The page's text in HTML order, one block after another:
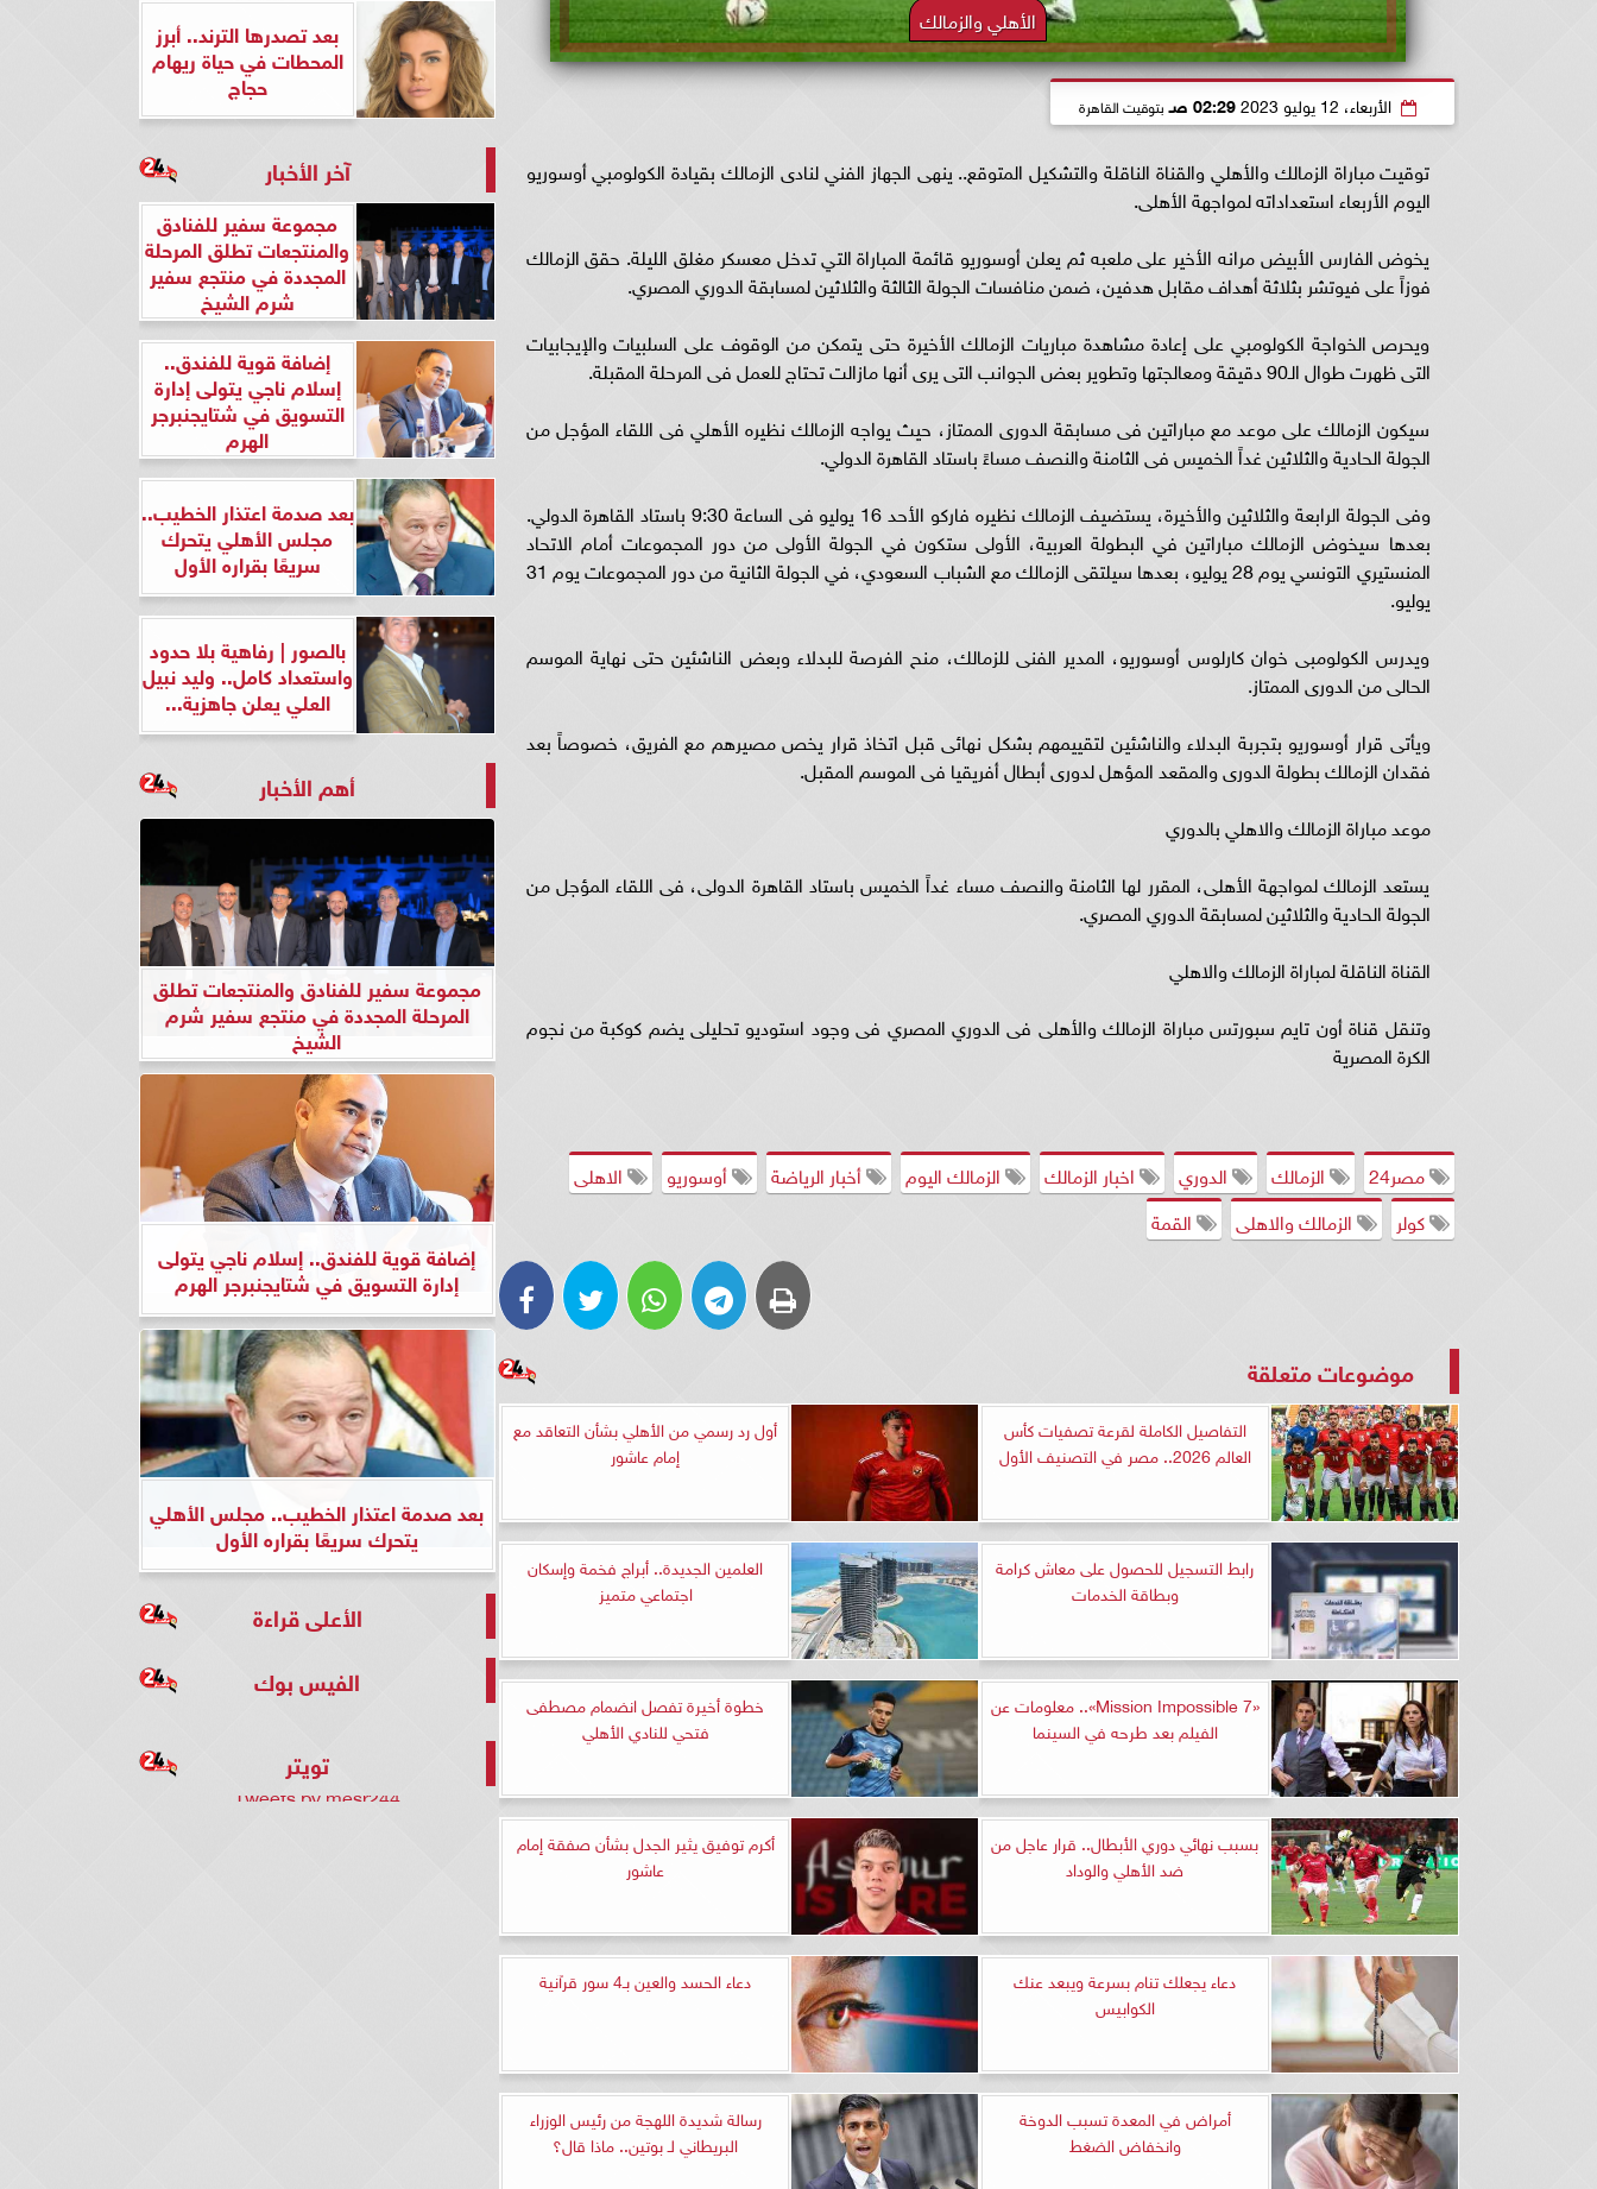
الأهلي والزمالك
الأربعاء، 12 يوليو 2023 02:29 صـ بتوقيت القاهرة
توقيت مباراة الزمالك والأهلي والقناة الناقلة والتشكيل المتوقع.. ينهى الجهاز الفني لنادى الزمالك بقيادة الكولومبي أوسوريو
اليوم الأربعاء استعداداته لمواجهة الأهلى.
يخوض الفارس الأبيض مرانه الأخير على ملعبه ثم يعلن أوسوريو قائمة المباراة التي تدخل معسكر مغلق الليلة. حقق الزمالك
فوزاً على فيوتشر بثلاثة أهداف مقابل هدفين، ضمن منافسات الجولة الثالثة والثلاثين لمسابقة الدوري المصري.
ويحرص الخواجة الكولومبي على إعادة مشاهدة مباريات الزمالك الأخيرة حتى يتمكن من الوقوف على السلبيات والإيجابيات
التى ظهرت طوال الـ90 دقيقة ومعالجتها وتطوير بعض الجوانب التى يرى أنها مازالت تحتاج للعمل فى المرحلة المقبلة.
سيكون الزمالك على موعد مع مباراتين فى مسابقة الدورى الممتاز، حيث يواجه الزمالك نظيره الأهلي فى اللقاء المؤجل من
الجولة الحادية والثلاثين غداً الخميس فى الثامنة والنصف مساءً باستاد القاهرة الدولي.
وفى الجولة الرابعة والثلاثين والأخيرة، يستضيف الزمالك نظيره فاركو الأحد 16 يوليو فى الساعة 9:30 باستاد القاهرة الدولي.
بعدها سيخوض الزمالك مباراتين في البطولة العربية، الأولى ستكون في الجولة الأولى من دور المجموعات أمام الاتحاد
المنستيري التونسي يوم 28 يوليو، بعدها سيلتقى الزمالك مع الشباب السعودي، في الجولة الثانية من دور المجموعات يوم 31
يوليو.
ويدرس الكولومبى خوان كارلوس أوسوريو، المدير الفنى للزمالك، منح الفرصة للبدلاء وبعض الناشئين حتى نهاية الموسم
الحالى من الدورى الممتاز.
ويأتى قرار أوسوريو بتجربة البدلاء والناشئين لتقييمهم بشكل نهائى قبل اتخاذ قرار يخص مصيرهم مع الفريق، خصوصاً بعد
فقدان الزمالك بطولة الدورى والمقعد المؤهل لدورى أبطال أفريقيا فى الموسم المقبل.
موعد مباراة الزمالك والاهلي بالدوري
يستعد الزمالك لمواجهة الأهلى، المقرر لها الثامنة والنصف مساء غداً الخميس باستاد القاهرة الدولى، فى اللقاء المؤجل من
الجولة الحادية والثلاثين لمسابقة الدوري المصري.
القناة الناقلة لمباراة الزمالك والاهلي
وتنقل قناة أون تايم سبورتس مباراة الزمالك والأهلى فى الدوري المصري فى وجود استوديو تحليلى يضم كوكبة من نجوم
الكرة المصرية
مصر24 الزمالك الدوري اخبار الزمالك الزمالك اليوم أخبار الرياضة أوسوريو
الاهلى
كولر
الزمالك والاهلى القمة
موضوعات متعلقة
التفاصيل الكاملة لقرعة تصفيات كأس
العالم 2026.. مصر في التصنيف الأول
أول رد رسمي من الأهلي بشأن التعاقد مع
إمام عاشور
رابط التسجيل للحصول على معاش كرامة
وبطاقة الخدمات
العلمين الجديدة.. أبراج فخمة وإسكان
اجتماعي متميز
«Mission Impossible 7».. معلومات عن
الفيلم بعد طرحه في السينما
خطوة أخيرة تفصل انضمام مصطفى
فتحي للنادي الأهلي
بسبب نهائي دوري الأبطال.. قرار عاجل من
ضد الأهلي والوداد
أكرم توفيق يثير الجدل بشأن صفقة إمام
عاشور
دعاء يجعلك تنام بسرعة ويبعد عنك
الكوابيس
دعاء الحسد والعين بـ4 سور قرآنية
أمراض في المعدة تسبب الدوخة
وانخفاض الضغط
رسالة شديدة اللهجة من رئيس الوزراء
البريطاني لـ بوتين.. ماذا قال؟
بعد تصدرها الترند.. أبرز
المحطات في حياة ريهام
حجاج
آخر الأخبار
مجموعة سفير للفنادق
والمنتجعات تطلق المرحلة
المجددة في منتجع سفير
شرم الشيخ
إضافة قوية للفندق..
إسلام ناجي يتولى إدارة
التسويق في شتايجنبرجر
الهرم
بعد صدمة اعتذار الخطيب..
مجلس الأهلي يتحرك
سريعًا بقراره الأول
بالصور | رفاهية بلا حدود
واستعداد كامل.. وليد نبيل
العلي يعلن جاهزية...
أهم الأخبار
مجموعة سفير للفنادق والمنتجعات تطلق
المرحلة المجددة في منتجع سفير شرم
الشيخ
إضافة قوية للفندق.. إسلام ناجي يتولى
إدارة التسويق في شتايجنبرجر الهرم
بعد صدمة اعتذار الخطيب.. مجلس الأهلي
يتحرك سريعًا بقراره الأول
الأعلى قراءة
الفيس بوك
تويتر
Tweets by mesr244